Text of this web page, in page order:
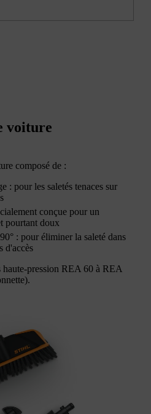
voiture
composé de :
: pour les saletés tenaces sur
conçue pour un
pourtant doux
: pour éliminer la saleté dans
d'accès
pression REA 60 à REA